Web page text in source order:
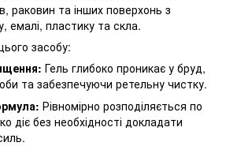
раковин та інших поверхонь з
емалі, пластику та скла.
засобу:
Гель глибоко проникає у бруд,
та забезпечуючи ретельну чистку.
Рівномірно розподіляється по
діє без необхідності докладати